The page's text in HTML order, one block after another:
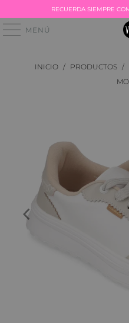
RECUERDA SIEMPRE
MENÚ
INICIO / PRODUCTOS /